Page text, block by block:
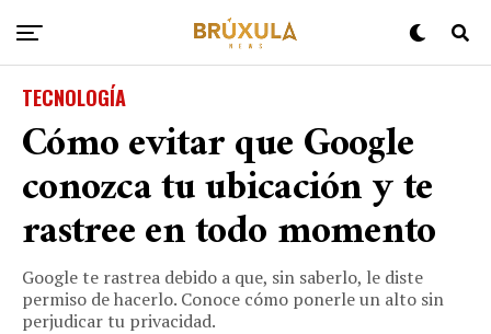
TECNOLOGÍA
Cómo evitar que Google
conozca tu ubicación y te
rastree en todo momento
Google te rastrea debido a que, sin saberlo, le diste
permiso de hacerlo. Conoce cómo ponerle un alto sin
perjudicar tu privacidad.